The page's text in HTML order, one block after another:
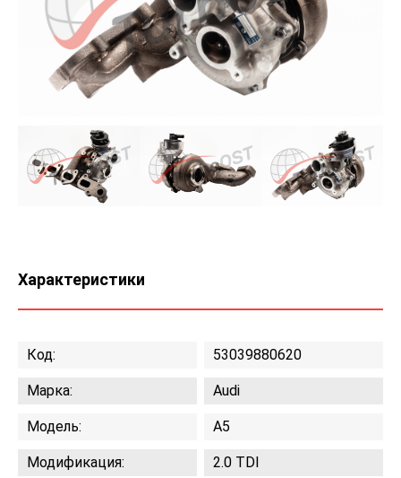
Характеристики
Код: 53039880620
Марка: Audi
Модель: A5
Модификация: 2.0 TDI